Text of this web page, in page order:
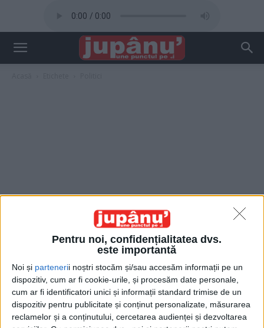
Pentru noi, confidențialitatea dvs.
este importantă
Noi și partenerii noștri stocăm și/sau accesăm informații pe un
dispozitiv, cum ar fi cookie-urile, și procesăm date personale,
cum ar fi identificatori unici și informații standard trimise de un
dispozitiv pentru publicitate și conținut personalizate, măsurarea
reclamelor și a conținutului, cercetarea audienței și dezvoltarea